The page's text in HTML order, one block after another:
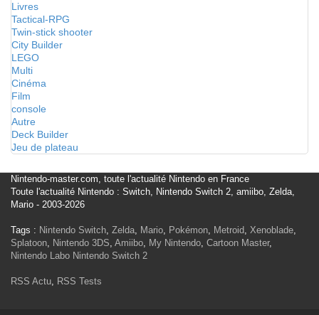
Livres
Tactical-RPG
Twin-stick shooter
City Builder
LEGO
Multi
Cinéma
Film
console
Autre
Deck Builder
Jeu de plateau
Nintendo-master.com, toute l'actualité Nintendo en France
Toute l'actualité Nintendo : Switch, Nintendo Switch 2, amiibo, Zelda,
Mario - 2003-2026
Tags : Nintendo Switch, Zelda, Mario, Pokémon, Metroid, Xenoblade,
Splatoon, Nintendo 3DS, Amiibo, My Nintendo, Cartoon Master,
Nintendo Labo Nintendo Switch 2
RSS Actu, RSS Tests